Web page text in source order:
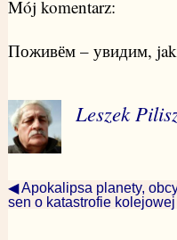
Mój komentarz:
Поживём – увидим,
Leszek
◀ Apokalipsa planety,
sen o katastrofie